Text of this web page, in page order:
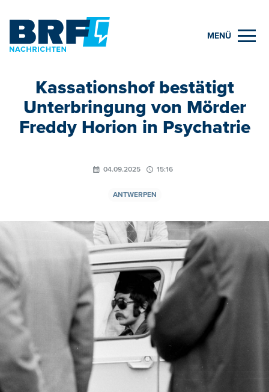
MENÜ
Kassationshof bestätigt
Unterbringung von Mörder
Freddy Horion in Psychatrie
04.09.2025 15:16
ANTWERPEN